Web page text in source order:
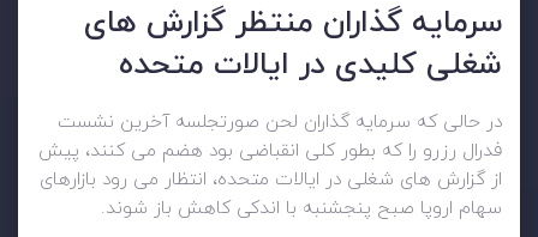
سرمایه گذاران منتظر گزارش های
شغلی کلیدی در ایالات متحده
در حالی که سرمایه گذاران لحن صورتجلسه آخرین نشست
فدرال رزرو را که بطور کلی انقباضی بود هضم می کنند، پیش
از گزارش های شغلی در ایالات متحده، انتظار می رود بازارهای
سهام اروپا صبح پنجشنبه با اندکی کاهش باز شوند.